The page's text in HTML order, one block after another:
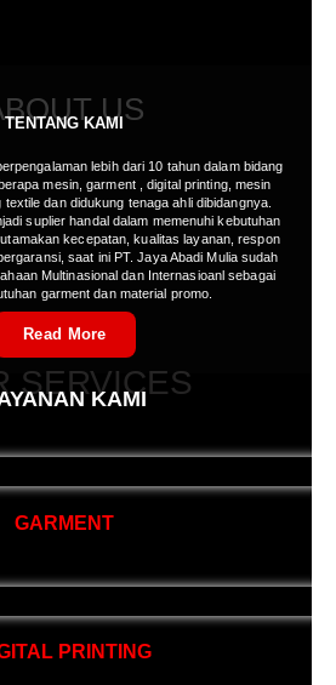
US
TENTANG KAMI
lebih dari 10 tahun dalam bidang
mesin, garment , digital printing, mesin
dan didukung tenaga ahli dibidangnya.
suplier handal dalam memenuhi kebutuhan
kecepatan, kualitas layanan, respon
saat ini PT. Jaya Abadi Mulia sudah
Multinasional dan Internasioanl sebagai
garment dan material promo.
Read More
KAMI
SERVICES
GARMENT
PRINTING